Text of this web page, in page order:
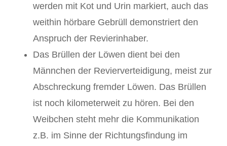
werden mit Kot und Urin markiert, auch das
weithin hörbare Gebrüll demonstriert den
Anspruch der Revierinhaber.
Das Brüllen der Löwen dient bei den
Männchen der Revierverteidigung, meist zur
Abschreckung fremder Löwen. Das Brüllen
ist noch kilometerweit zu hören. Bei den
Weibchen steht mehr die Kommunikation
z.B. im Sinne der Richtungsfindung im